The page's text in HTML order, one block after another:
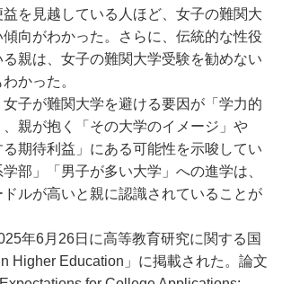
を見越している人ほど、女子の難関大
向がわかった。さらに、伝統的な性役
親は、女子の難関大学受験を勧めない
かった。
子が難関大学を避ける要因が「学力的
親が抱く「その大学のイメージ」や
る期待利益」にある可能性を示唆してい
部」「男子が多い大学」への進学は、
ルが高いと親に認識されていることが
年6月26日に高等教育研究に関する国
Higher Education」に掲載された。論文